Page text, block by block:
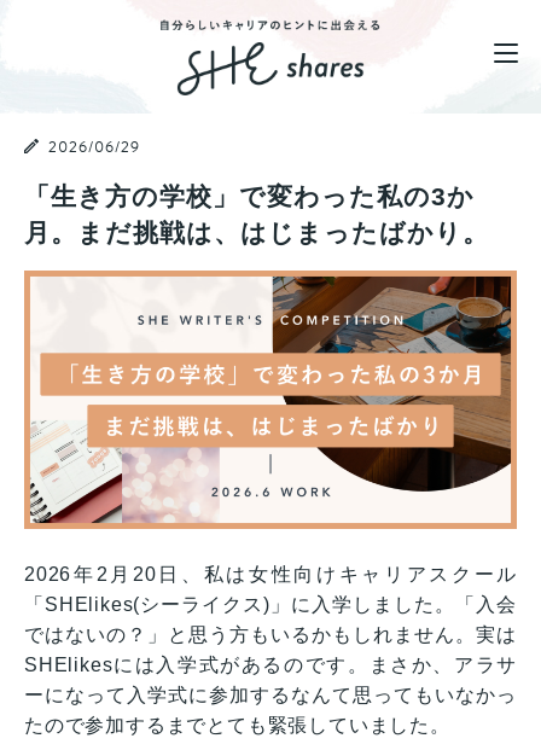
2026/06/29
「生き方の学校」で変わった私の3か
月。まだ挑戦は、はじまったばかり。
2026年2月20日、私は女性向けキャリアスクール
「SHElikes(シーライクス)」に入学しました。「入会
ではないの？」と思う方もいるかもしれません。実は
SHElikesには入学式があるのです。まさか、アラサ
ーになって入学式に参加するなんて思ってもいなかっ
たので参加するまでとても緊張していました。